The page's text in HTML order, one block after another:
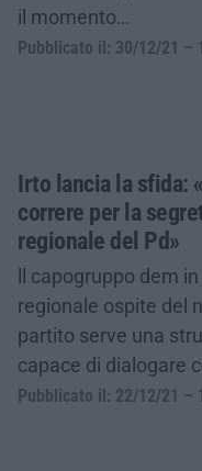
il momento…
Pubblicato il: 30/12/21 –
Irto lancia la sfida:
correre per la
regionale del Pd»
ll capogruppo dem
regionale ospite del
partito serve una
capace di dialogare
Pubblicato il: 22/12/21 –